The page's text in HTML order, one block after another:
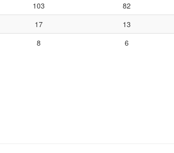
103 82
17 13
8 6